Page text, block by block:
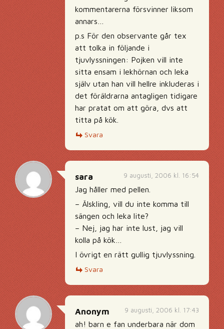
kommentarerna försvinner liksom
annars…
p.s För den observante går tex
att tolka in följande i
tjuvlyssningen: Pojken vill inte
sitta ensam i lekhörnan och leka
själv utan han vill hellre inkluderas i
det föräldrarna antagligen tidigare
har pratat om att göra, dvs att
titta på kök.
Svara
9 augusti, 2006 kl. 16:54
sara
Jag håller med pellen.
– Älskling, vill du inte komma till
sängen och leka lite?
– Nej, jag har inte lust, jag vill
kolla på kök…
I övrigt en rätt gullig tjuvlyssning.
Svara
9 augusti, 2006 kl. 17:43
Anonym
ah! barn e fan underbara när dom